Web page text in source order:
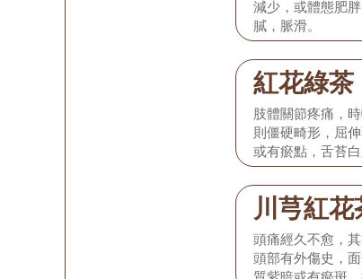
減少，或體態肥
膩，脈滑。
紅花綠茶
肢體關節疼痛，
則僵硬畸形，屈
或有瘀點，舌苔
川芎紅花
頭痛經久不愈，
頭部有外傷史，